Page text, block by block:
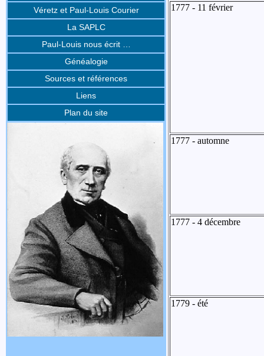
Véretz et Paul-Louis Courier
La SAPLC
Paul-Louis nous écrit …
Généalogie
Sources et références
Liens
Plan du site
1777 - 11 février
1777 - automne
1777 - 4 décembre
1779 - été